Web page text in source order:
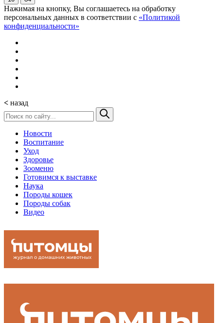
Нажимая на кнопку, Вы соглашаетесь на обработку
персональных данных в соответствии с «Политикой
конфиденциальности»
< назад
Новости
Воспитание
Уход
Здоровье
Зооменю
Готовимся к выставке
Наука
Породы кошек
Породы собак
Видео